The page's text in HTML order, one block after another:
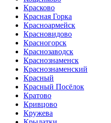
Красково
Красная Горка
Красноармейск
Красновидово
Красногорск
Краснозаводск
Краснознаменск
Краснознаменский
Красный
Красный Посёлок
Кратово
Кривцово
Кружева